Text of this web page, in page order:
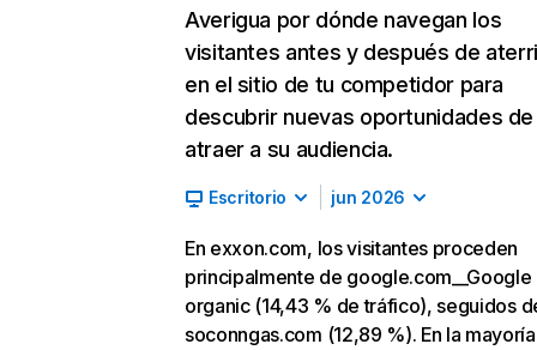
Averigua por dónde navegan los
visitantes antes y después de
en el sitio de tu competidor para
descubrir nuevas oportunidades de
atraer a su audiencia.
Escritorio jun 2026
En exxon.com, los visitantes proceden
principalmente de google.com__Google
organic (14,43 % de tráfico), seguidos
soconngas.com (12,89 %). En la